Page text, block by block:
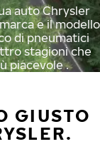
auto Chrysler
e il modello
di pneumatici
stagioni che
piacevole .
GIUSTO